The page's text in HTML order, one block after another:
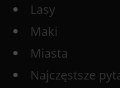
Lasy
Maki
Miasta
Najczęstsze